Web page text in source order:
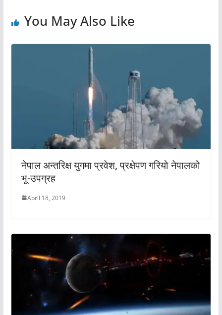
You May Also Like
नेपाल अन्तरिक्ष युगमा प्रवेश, प्रक्षेपण गरियो नेपालको
भू-उपग्रह
April 18, 2019